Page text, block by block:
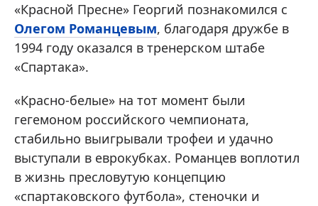
«Красной Пресне» Георгий познакомился с
Олегом Романцевым, благодаря дружбе в
1994 году оказался в тренерском штабе
«Спартака».
«Красно-белые» на тот момент были
гегемоном российского чемпионата,
стабильно выигрывали трофеи и удачно
выступали в еврокубках. Романцев воплотил
в жизнь пресловутую концепцию
«спартаковского футбола», стеночки и